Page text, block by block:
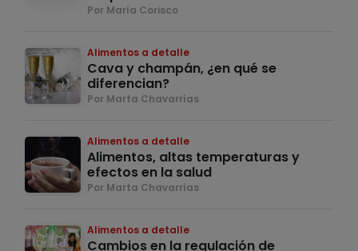
Por María Corisco
Alimentos a detalle
Cava y champán, ¿en qué se
diferencian?
Por Marta Chavarrías
Alimentos a detalle
Alimentos, altas temperaturas y
efectos en la salud
Por Marta Chavarrías
Alimentos a detalle
Cambios en la regulación de